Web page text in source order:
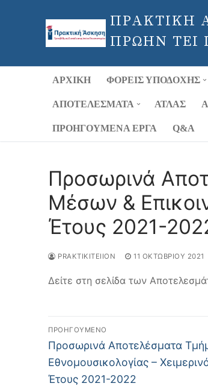
περιεχόμενο
ΠΡΑΚΤΙΚΗ
ΠΡΩΗΝ ΤΕΙ
ΑΡΧΙΚΉ ΦΟΡΕΊΣ ΥΠΟΔΟΧΉΣ
ΑΠΟΤΕΛΈΣΜΑΤΑ ΑΤΛΑΣ
ΠΡΟΗΓΟΎΜΕΝΑ ΈΡΓΑ Q&A
Προσωρινά
Μέσων &
Έτους 2021-
PRAKTIKITEIION 11 ΟΚΤΩΒΡΊΟΥ 2021
Δείτε στη σελίδα των
Πλοήγηση
άρθρων
ΠΡΟΗΓΟΎΜΕΝΟ
Προηγούμενο
άρθρο:
Προσωρινά Αποτελέσματα
Εθνομουσικολογίας –
Έτους 2021-2022